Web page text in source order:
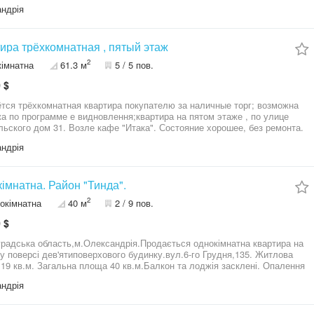
дає можливість мати гарячу воду навіть при відключенні світла. Дах
багато чого іншого,необхідного для комфортного
В підвальному приміщенні будинку є персональна комора.
трёхкомнатная , пятый этаж
61.3 м2 5 / 5 пов.
$
квартира покупателю за наличные торг; возможна
по программе е видновлення;квартира на пятом этаже , по улице
дом 31. Возле кафе "Итака". Состояние хорошее, без ремонта.
ванная и туалет раздельные, есть кладовка (1,2 кв.м).
Район "Тинда".
40 м2 2 / 9 пов.
$
область,м.Олександрія.Продається однокімнатна квартира на
поверсі дев'ятиповерхового будинку.вул.6-го Грудня,135. Житлова
кв.м. Загальна площа 40 кв.м.Балкон та лоджія засклені. Опалення
транспорту. З приводу меблів обговорюється окремо.